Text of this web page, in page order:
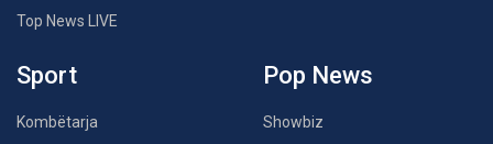
Top News LIVE
Sport
Kombëtarja
Pop News
Showbiz